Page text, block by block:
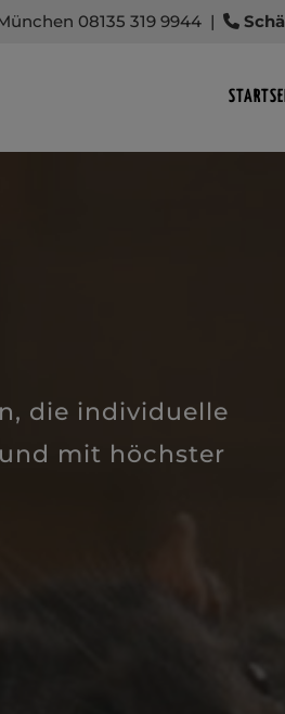
08135 319 9944 |
die individuelle
mit höchster